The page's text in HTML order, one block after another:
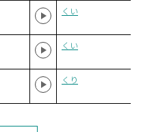
くい
くい
くり